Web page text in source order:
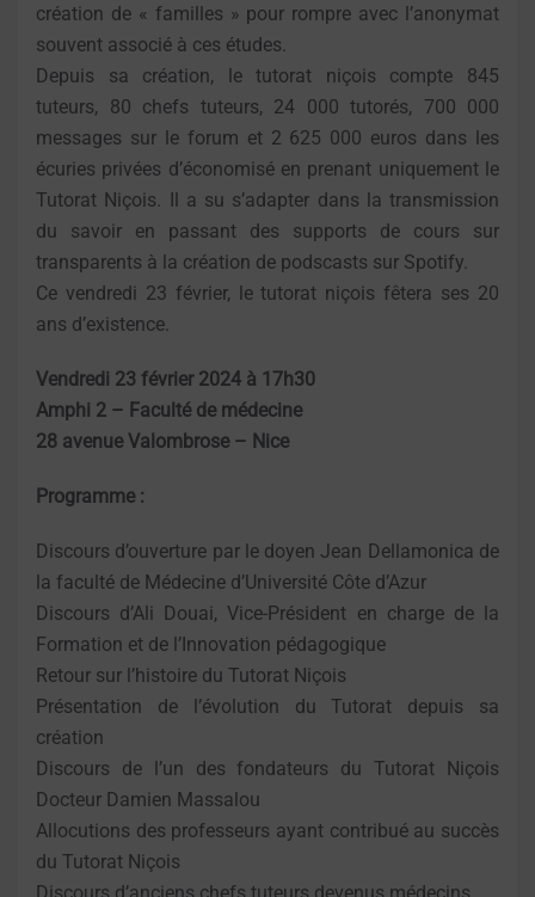
création de « familles » pour rompre avec l’anonymat
souvent associé à ces études.
Depuis sa création, le tutorat niçois compte 845
tuteurs, 80 chefs tuteurs, 24 000 tutorés, 700 000
messages sur le forum et 2 625 000 euros dans les
écuries privées d’économisé en prenant uniquement le
Tutorat Niçois. Il a su s’adapter dans la transmission
du savoir en passant des supports de cours sur
transparents à la création de podscasts sur Spotify.
Ce vendredi 23 février, le tutorat niçois fêtera ses 20
ans d’existence.
Vendredi 23 février 2024 à 17h30
Amphi 2 – Faculté de médecine
28 avenue Valombrose – Nice
Programme :
Discours d’ouverture par le doyen Jean Dellamonica de
la faculté de Médecine d’Université Côte d’Azur
Discours d’Ali Douai, Vice-Président en charge de la
Formation et de l’Innovation pédagogique
Retour sur l’histoire du Tutorat Niçois
Présentation de l’évolution du Tutorat depuis sa
création
Discours de l’un des fondateurs du Tutorat Niçois
Docteur Damien Massalou
Allocutions des professeurs ayant contribué au succès
du Tutorat Niçois
Discours d’anciens chefs tuteurs devenus médecins